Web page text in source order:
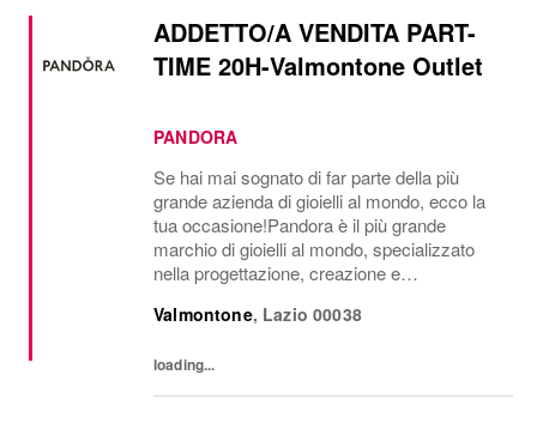
ADDETTO/A VENDITA PART-
TIME 20H-Valmontone Outlet
PANDORA
Se hai mai sognato di far parte della più
grande azienda di gioielli al mondo, ecco la
tua occasione!Pandora è il più grande
marchio di gioielli al mondo, specializzato
nella progettazione, creazione e
accessibili realizzati con materiali di alta
Valmontone, Lazio 00038
loading...